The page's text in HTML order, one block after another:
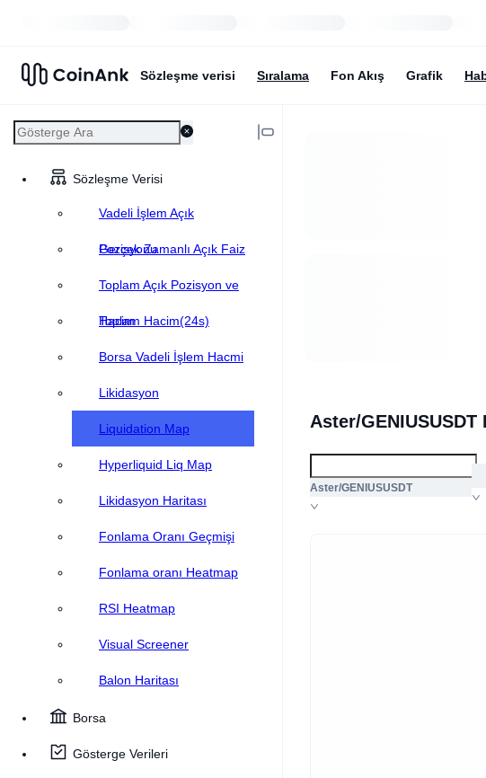
Sözleşme verisi Sıralama Fon Akış Grafik
Sözleşme Verisi
Vadeli İşlem Açık
Pozisyonu
Gerçek Zamanlı Açık Faiz
Toplam Açık Pozisyon ve
Hacim
Toplam Hacim(24s)
Borsa Vadeli İşlem Hacmi
Likidasyon
Liquidation Map
Hyperliquid Liq Map
Likidasyon Haritası
Fonlama Oranı Geçmişi
Fonlama oranı Heatmap
RSI Heatmap
Visual Screener
Balon Haritası
Borsa
Gösterge Verileri
Aster/
Aster/GENIUSUSDT